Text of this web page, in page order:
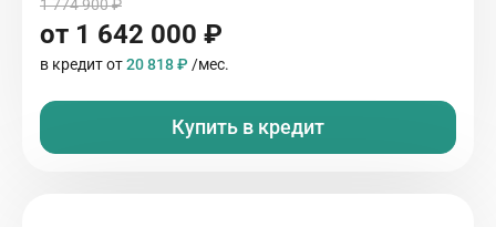
1 774 900 ₽
от 1 642 000 ₽
в кредит от20 818 ₽ /мес.
Купить в кредит